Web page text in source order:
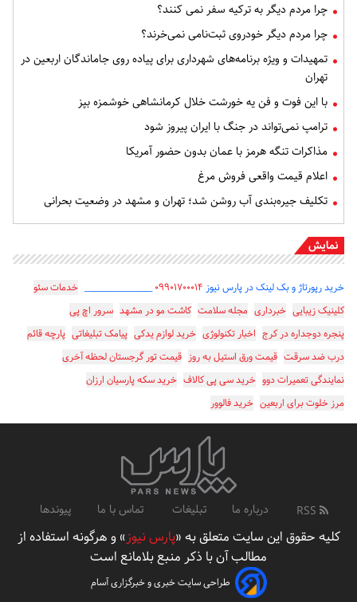
چرا مردم دیگر به ترکیه سفر نمی کنند؟
چرا مردم دیگر خودروی ثبت‌نامی نمی‌خرند؟
تمهیدات و ویژه برنامه‌های شهرداری برای پیاده روی جاماندگان اربعین در
تهران
با این فوت و فن یه خورشت خلال کرمانشاهی خوشمزه بپز
ترامپ نمی‌تواند در جنگ با ایران پیروز شود
مذاکرات تنگه هرمز با عمان بدون حضور آمریکا
اعلام قیمت واقعی فروش مرغ
تکلیف جیره‌بندی آب روشن شد؛ تهران و مشهد در وضعیت بحرانی
نمایش
خرید رپورتاژ و بک لینک در پارس نیوز ۰۹۹۰۱۷۰۰۰۱۴_________________ خدمات سئو
کلینیک زیبایی خبرداری مجله سلامت کاشت مو در مشهد سرور اچ پی
پنجره دوجداره در کرج اخبار تکنولوژی خرید لوازم یدکی پیامک تبلیغاتی پارچه قائم
درب ضد سرقت قیمت ورق استیل به روز قیمت تور گرجستان لحظه آخری
نمایندگی تعمیرات دوو خرید سی پی کالاف خرید سکه پارسیان ارزان
مرز خلوت برای اربعین خرید فالوور
درباره ما تبلیغات تماس با ما پیوندها
کلیه حقوق این سایت متعلق به «پارس نیوز» و هرگونه استفاده از
مطالب آن با ذکر منبع بلامانع است
طراحی سایت خبری و خبرگزاری آسام